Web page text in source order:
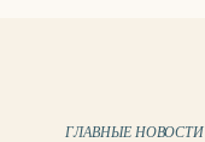
ГЛАВНЫЕ НОВОСТИ